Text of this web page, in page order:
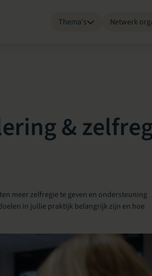
Thema's
Netwerk
&
meer zelfregie te geven en ondersteuning
in jullie praktijk belangrijk zijn en hoe